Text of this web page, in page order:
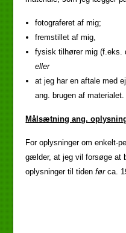
fotograferet af mig;
fremstillet af mig,
fysisk tilhører mig (f.eks.
eller
at jeg har en aftale med
ang. brugen af materialet.
Målsætning ang.
For oplysninger om enkelt-
gælder, at jeg vil forsøge at
oplysninger til tidenførca.